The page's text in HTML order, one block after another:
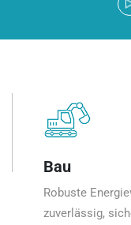
Bau
Robuste
zuverlässig,